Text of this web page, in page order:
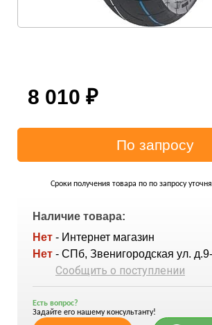
8 010 ₽
Сроки получения товара по по запросу
Наличие товара:
Нет - Интернет магазин
Нет - СПб, Звенигородская ул.
Сообщить о поступлении
Есть вопрос?
Задайте его нашему консультанту!